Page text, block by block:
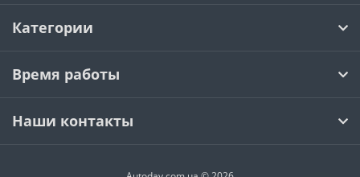
Категории
Время работы
Наши контакты